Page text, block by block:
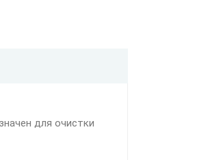
для очистки